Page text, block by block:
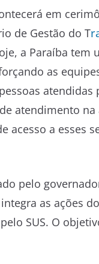
em
de Gestão do T
a Paraíba tem
as
atendimento
acesso a esses
pelo
as ações
SUS. O